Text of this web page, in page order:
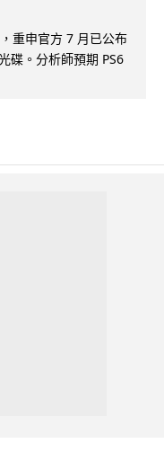
重申官方 7 月已公布
碟。分析師預期 PS6